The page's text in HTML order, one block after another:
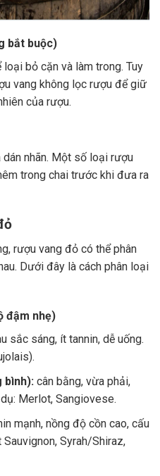
bắt buộc)
bỏ cặn và làm trong. Tuy
vang không lọc rượu để giữ
của rượu.
nhãn. Một số loại rượu
trong chai trước khi đưa ra
rượu vang đỏ có thể phân
Dưới đây là cách phân loại
đậm nhẹ)
sắc sáng, ít tannin, dễ uống.
bình): cân bằng, vừa phải,
Merlot, Sangiovese.
mạnh, nồng độ cồn cao, cấu
Syrah/Shiraz,